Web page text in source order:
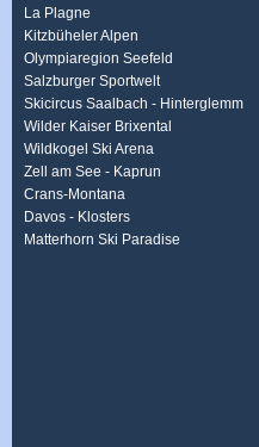
La Plagne
Kitzbüheler Alpen
Olympiaregion Seefeld
Salzburger Sportwelt
Skicircus Saalbach - Hinterglemm
Wilder Kaiser Brixental
Wildkogel Ski Arena
Zell am See - Kaprun
Crans-Montana
Davos - Klosters
Matterhorn Ski Paradise